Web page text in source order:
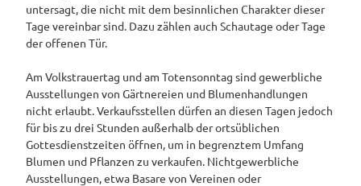
untersagt, die nicht mit dem besinnlichen Charakter dieser
Tage vereinbar sind. Dazu zählen auch Schautage oder Tage
der offenen Tür.
Am Volkstrauertag und am Totensonntag sind gewerbliche
Ausstellungen von Gärtnereien und Blumenhandlungen
nicht erlaubt. Verkaufsstellen dürfen an diesen Tagen jedoch
für bis zu drei Stunden außerhalb der ortsüblichen
Gottesdienstzeiten öffnen, um in begrenztem Umfang
Blumen und Pflanzen zu verkaufen. Nichtgewerbliche
Ausstellungen, etwa Basare von Vereinen oder